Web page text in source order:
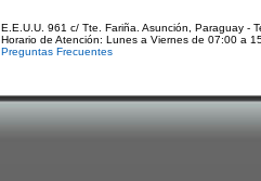
E.E.U.U. 961 c/ Tte. Fariña. Asunción, Paraguay -
Horario de Atención: Lunes a Viernes de 07:00 a
Preguntas Frecuentes